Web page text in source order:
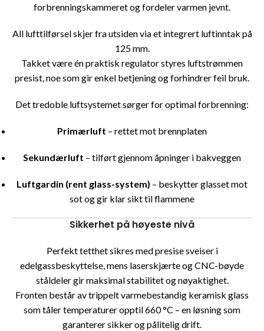
forbrenningskammeret og fordeler varmen jevnt.
All lufttilførsel skjer fra utsiden via et integrert luftinntak på
125 mm.
Takket være én praktisk regulator styres luftstrømmen
presist, noe som gir enkel betjening og forhindrer feil bruk.
Det tredoble luftsystemet sørger for optimal forbrenning:
Primærluft – rettet mot brennplaten
Sekundærluft – tilført gjennom åpninger i bakveggen
Luftgardin (rent glass-system) – beskytter glasset mot
sot og gir klar sikt til flammene
Sikkerhet på høyeste nivå
Perfekt tetthet sikres med presise sveiser i
edelgassbeskyttelse, mens laserskjærte og CNC-bøyde
ståldeler gir maksimal stabilitet og nøyaktighet.
Fronten består av trippelt varmebestandig keramisk glass
som tåler temperaturer opptil 660 °C – en løsning som
garanterer sikker og pålitelig drift.